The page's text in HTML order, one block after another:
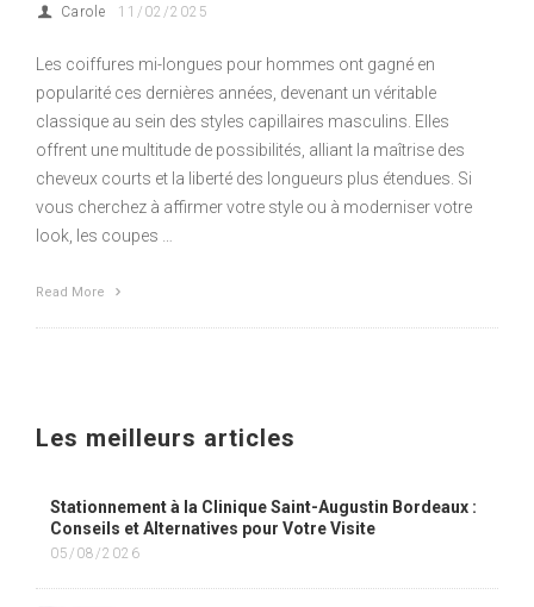
Carole 11/02/2025
Les coiffures mi-longues pour hommes ont gagné en
popularité ces dernières années, devenant un véritable
classique au sein des styles capillaires masculins. Elles
offrent une multitude de possibilités, alliant la maîtrise des
cheveux courts et la liberté des longueurs plus étendues. Si
vous cherchez à affirmer votre style ou à moderniser votre
look, les coupes …
Read More
Les meilleurs articles
Stationnement à la Clinique Saint-Augustin Bordeaux :
Conseils et Alternatives pour Votre Visite
05/08/2026